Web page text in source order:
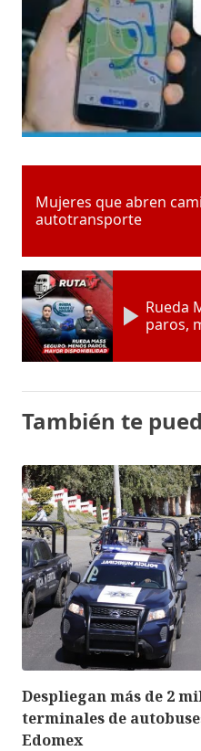
Mujeres que abren
autotransporte
Rueda
paros,
También te
Despliegan más de 2
terminales de
Edomex